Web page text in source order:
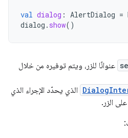
val dialog : AlertDialog =
dialog . show()
عنوانًا للزر، ويتم توفيره من خلال
الذي يحدّد الإجراء الذي
الزر.